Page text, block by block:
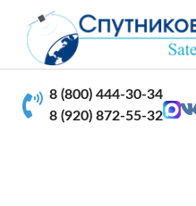
8 (800) 444-30-34
8 (920) 872-55-32